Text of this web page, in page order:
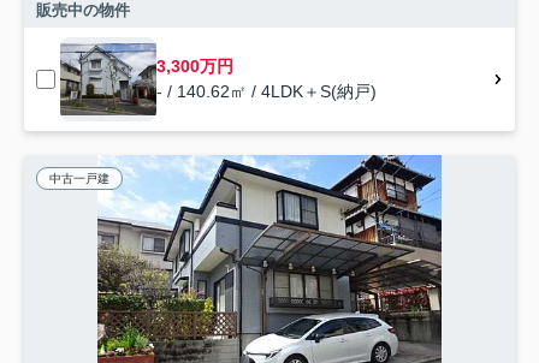
販売中の物件
3,300万円
- / 140.62㎡ / 4LDK＋S(納戸)
中古一戸建